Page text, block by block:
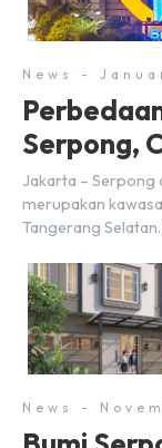
memengaruhi
rumah maupun
News -
Serpong,
Jakarta – Serpong
merupakan
Tangerang
kita yang mengira
yang sama.
Sebab Serpong
berbeda. Berikut
News -